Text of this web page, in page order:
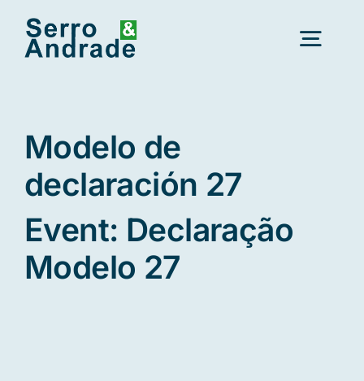
contenido
Servicios
Ámbitos
Modelo de
declaración 27
Event: Declaração
Modelo 27